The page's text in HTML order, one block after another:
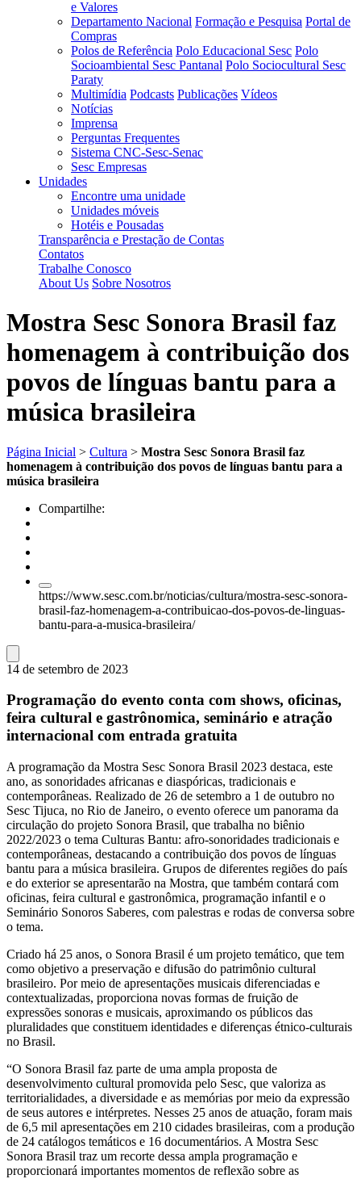
e Valores
Departamento Nacional Formação e Pesquisa Portal de
Compras
Polos de Referência Polo Educacional Sesc Polo
Socioambiental Sesc Pantanal Polo Sociocultural Sesc
Paraty
Multimídia Podcasts Publicações Vídeos
Notícias
Imprensa
Perguntas Frequentes
Sistema CNC-Sesc-Senac
Sesc Empresas
Unidades
Encontre uma unidade
Unidades móveis
Hotéis e Pousadas
Transparência e Prestação de Contas
Contatos
Trabalhe Conosco
About Us Sobre Nosotros
Mostra Sesc Sonora Brasil faz
homenagem à contribuição dos
povos de línguas bantu para a
música brasileira
Página Inicial > Cultura > Mostra Sesc Sonora Brasil faz
homenagem à contribuição dos povos de línguas bantu para a
música brasileira
Compartilhe:
https://www.sesc.com.br/noticias/cultura/mostra-sesc-sonora-
brasil-faz-homenagem-a-contribuicao-dos-povos-de-linguas-
bantu-para-a-musica-brasileira/
14 de setembro de 2023
Programação do evento conta com shows, oficinas,
feira cultural e gastrônomica, seminário e atração
internacional com entrada gratuita
A programação da Mostra Sesc Sonora Brasil 2023 destaca, este
ano, as sonoridades africanas e diaspóricas, tradicionais e
contemporâneas. Realizado de 26 de setembro a 1 de outubro no
Sesc Tijuca, no Rio de Janeiro, o evento oferece um panorama da
circulação do projeto Sonora Brasil, que trabalha no biênio
2022/2023 o tema Culturas Bantu: afro-sonoridades tradicionais e
contemporâneas, destacando a contribuição dos povos de línguas
bantu para a música brasileira. Grupos de diferentes regiões do país
e do exterior se apresentarão na Mostra, que também contará com
oficinas, feira cultural e gastronômica, programação infantil e o
Seminário Sonoros Saberes, com palestras e rodas de conversa sobre
o tema.
Criado há 25 anos, o Sonora Brasil é um projeto temático, que tem
como objetivo a preservação e difusão do patrimônio cultural
brasileiro. Por meio de apresentações musicais diferenciadas e
contextualizadas, proporciona novas formas de fruição de
expressões sonoras e musicais, aproximando os públicos das
pluralidades que constituem identidades e diferenças étnico-culturais
no Brasil.
“O Sonora Brasil faz parte de uma ampla proposta de
desenvolvimento cultural promovida pelo Sesc, que valoriza as
territorialidades, a diversidade e as memórias por meio da expressão
de seus autores e intérpretes. Nesses 25 anos de atuação, foram mais
de 6,5 mil apresentações em 210 cidades brasileiras, com a produção
de 24 catálogos temáticos e 16 documentários. A Mostra Sesc
Sonora Brasil traz um recorte dessa ampla programação e
proporcionará importantes momentos de reflexão sobre as